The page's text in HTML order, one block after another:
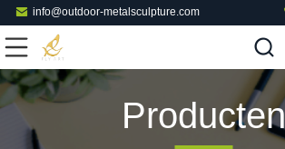
info@outdoor-metalsculpture.com
Producten